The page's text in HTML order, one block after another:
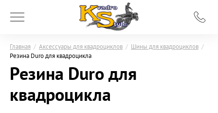
Главная / Аксессуары для квадроциклов / Шины для квадроциклов /
Резина Duro для квадроцикла
Резина Duro для
квадроцикла